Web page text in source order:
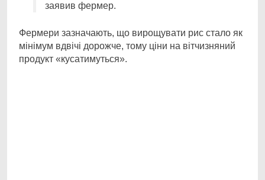
заявив фермер.
Фермери зазначають, що вирощувати рис стало як
мінімум вдвічі дорожче, тому ціни на вітчизняний
продукт «кусатимуться».